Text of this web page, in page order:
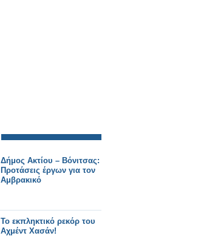
Δήμος Ακτίου – Βόνιτσας:
Προτάσεις έργων για τον
Αμβρακικό
Το εκπληκτικό ρεκόρ του
Αχμέντ Χασάν!